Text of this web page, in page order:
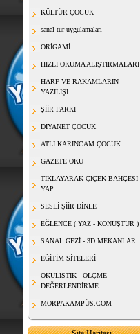
KÜLTÜR ÇOCUK
sanal tur uygulamaları
ORİGAMİ
HIZLI OKUMA ALIŞTIRMALARI
HARF VE RAKAMLARIN
YAZILIŞI
ŞİİR PARKI
DİYANET ÇOCUK
ATLI KARINCAM ÇOCUK
GAZETE OKU
TIKLAYARAK ÇİÇEK BAHÇESİ
YAP
SESLİ ŞİİR DİNLE
EĞLENCE ( YAZ - KONUŞTUR )
SANAL GEZİ - 3D MEKANLAR
EĞİTİM SİTELERİ
OKULİSTİK - ÖLÇME
DEĞERLENDİRME
MORPAKAMPÜS.COM